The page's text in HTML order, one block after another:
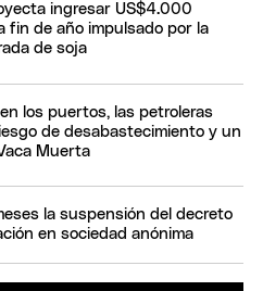
ingresar US$4.000
fin de año impulsado por la
de soja
los puertos, las petroleras
de desabastecimiento y un
Muerta
la suspensión del decreto
en sociedad anónima